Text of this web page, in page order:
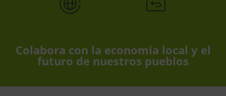
Colabora con la economía local y el
futuro de nuestros pueblos